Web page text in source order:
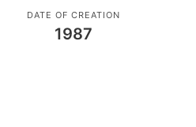
DATE OF CREATION
1987